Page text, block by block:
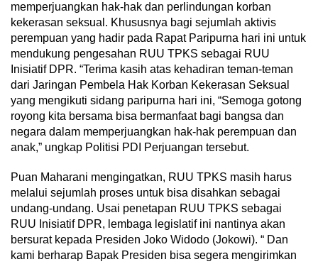
memperjuangkan hak-hak dan perlindungan korban
kekerasan seksual. Khususnya bagi sejumlah aktivis
perempuan yang hadir pada Rapat Paripurna hari ini untuk
mendukung pengesahan RUU TPKS sebagai RUU
Inisiatif DPR. “Terima kasih atas kehadiran teman-teman
dari Jaringan Pembela Hak Korban Kekerasan Seksual
yang mengikuti sidang paripurna hari ini, “Semoga gotong
royong kita bersama bisa bermanfaat bagi bangsa dan
negara dalam memperjuangkan hak-hak perempuan dan
anak,” ungkap Politisi PDI Perjuangan tersebut.
Puan Maharani mengingatkan, RUU TPKS masih harus
melalui sejumlah proses untuk bisa disahkan sebagai
undang-undang. Usai penetapan RUU TPKS sebagai
RUU Inisiatif DPR, lembaga legislatif ini nantinya akan
bersurat kepada Presiden Joko Widodo (Jokowi). “ Dan
kami berharap Bapak Presiden bisa segera mengirimkan